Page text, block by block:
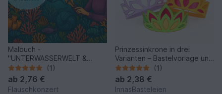
Malbuch -
"UNTERWASSERWELT &
HÄKELN"
(1)
ab 2,76 €
Flauschkonzert
Prinzessinkrone in drei
Varianten – Bastelvorlage und
Anleitung
(1)
ab 2,38 €
InnasBasteleien